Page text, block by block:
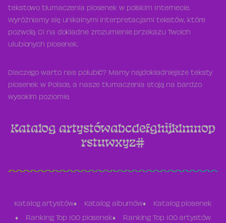
tekstowo tłumaczenia piosenek w polskim Internecie.
Wyróżniamy się unikalnymi interpretacjami tekstów, które
pozwolą Ci na dokładne zrozumienie przekazu Twoich
ulubionych piosenek.
Dlaczego warto nas polubić? Mamy najdokładniejsze teksty
piosenek w Polsce, a nasze tłumaczenia stoją na bardzo
wysokim poziomie.
Katalog artystówabcdefghijklmnop
rstuwxyz#
Katalog artystów Katalog albumów Katalog piosenek
Ranking Top 100 piosenek Ranking Top 100 artystów